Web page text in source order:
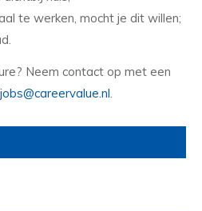
te werken, mocht je dit willen;
Neem contact op met een
jobs@careervalue.nl.